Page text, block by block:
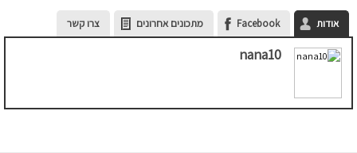
אודות Facebook מתכונים אחרונים צרו קשר
nana10